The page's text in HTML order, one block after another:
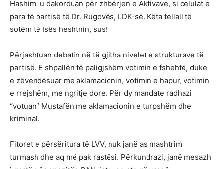
Hashimi u dakorduan për zhbërjen e Aktivave, si celulat e
para të partisë të Dr. Rugovës, LDK-së. Këta tellall të
sotëm të Isës heshtnin, sus!
Përjashtuan debatin në të gjitha nivelet e strukturave të
partisë. E shpallën të paligjshëm votimin e fshehtë, duke
e zëvendësuar me aklamacionin, votimin e hapur, votimin
e rrejshëm, me ngritje dore. Për dy mandate radhazi
“votuan” Mustafën me aklamacionin e turpshëm dhe
kriminal.
Fitoret e përsëritura të LVV, nuk janë as mashtrim
turmash dhe aq më pak rastësi. Përkundrazi, janë mesazh